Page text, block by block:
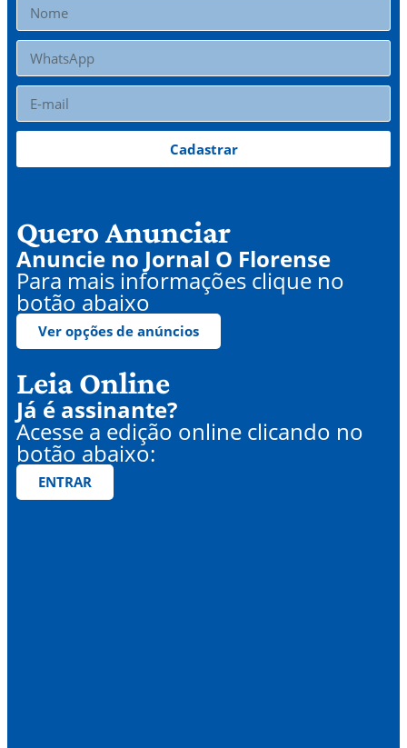
Cadastrar
Quero Anunciar
Anuncie no Jornal O Florense
Para mais informações clique no
botão abaixo
Ver opções de anúncios
Leia Online
Já é assinante?
Acesse a edição online clicando no
botão abaixo:
ENTRAR